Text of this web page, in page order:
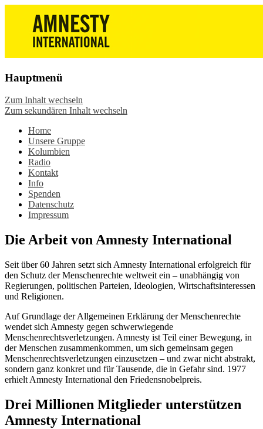
Amnesty International
Wiesbaden – Infos, Adresse,
Gruppentreffen
Die Wiesbadener Amnesty-Gruppen
stellen sich vor, bieten interessante
Veranstaltungen und Aktionen zum
Mitmachen – online oder in der Gruppe.
Sei dabei.
Hauptmenü
Zum Inhalt wechseln
Zum sekundären Inhalt wechseln
Home
Unsere Gruppe
Kolumbien
Radio
Kontakt
Info
Spenden
Datenschutz
Impressum
Die Arbeit von Amnesty International
Seit über 60 Jahren setzt sich Amnesty International erfolgreich für
den Schutz der Menschenrechte weltweit ein – unabhängig von
Regierungen, politischen Parteien, Ideologien, Wirtschaftsinteressen
und Religionen.
Auf Grundlage der Allgemeinen Erklärung der Menschenrechte
wendet sich Amnesty gegen schwerwiegende
Menschenrechtsverletzungen. Amnesty ist Teil einer Bewegung, in
der Menschen zusammenkommen, um sich gemeinsam gegen
Menschenrechtsverletzungen einzusetzen – und zwar nicht abstrakt,
sondern ganz konkret und für Tausende, die in Gefahr sind. 1977
erhielt Amnesty International den Friedensnobelpreis.
Drei Millionen Mitglieder unterstützen
Amnesty International